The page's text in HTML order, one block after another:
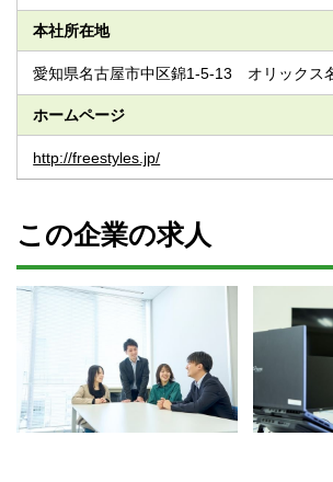
本社所在地
愛知県名古屋市中区錦1-5-13 オリックス
ホームページ
http://freestyles.jp/
この企業の求人